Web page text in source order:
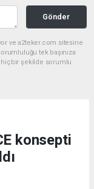
Gönder
ve a2teker.com sitesine
tek başınıza
hiçbir şekilde sorumlu
konsepti